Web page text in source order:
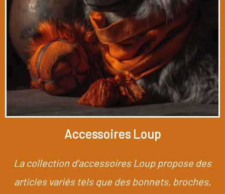
Accessoires Loup
La collection d'accessoires Loup propose des
articles variés tels que des bonnets, broches,